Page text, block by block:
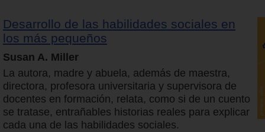
Desarrollo de las habilidades sociales en
los más pequeños
Susan A. Miller
La autora, madre y abuela, además de maestra,
directora, profesora universitaria y supervisora de
docentes en formación, relata, como si de un cuento
se tratase, entrañables historias reales para explicar
cada una de las habilidades sociales.